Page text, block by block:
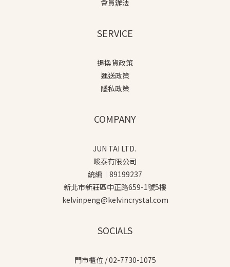
會員辦法
SERVICE
退換貨政策
運送政策
隱私政策
COMPANY
JUN TAI LTD.
畯泰有限公司
統編｜89199237
新北市新莊區中正路659-1號5樓
kelvinpeng@kelvincrystal.com
SOCIALS
門市櫃位 / 02-7730-1075